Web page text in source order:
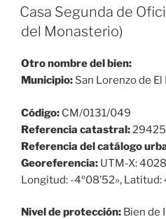
EL
Casa Segunda de
del Monasterio)
Otro nombre del bien:
Municipio: San Lorenzo de El
Código: CM/0131/049
Referencia catastral:
Referencia del catálogo
Georeferencia: UTM-X:
Longitud: -4º08’52», Latitud:
Nivel de protección: Bien de